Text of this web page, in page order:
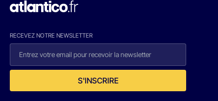
RECEVEZ NOTRE NEWSLETTER
S'INSCRIRE